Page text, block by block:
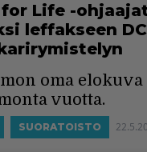
for Life -
leffakseen
oma
vuotta.
SUORATOISTO